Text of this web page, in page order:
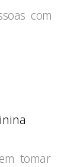
com
tomar